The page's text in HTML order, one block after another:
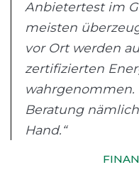
Anbietertest im
meisten
vor Ort werden
zertifizierten
Beratung
Hand.“